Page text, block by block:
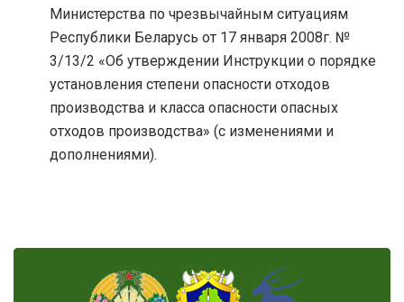
Министерства по чрезвычайным ситуациям
Республики Беларусь от 17 января 2008г. №
3/13/2 «Об утверждении Инструкции о порядке
установления степени опасности отходов
производства и класса опасности опасных
отходов производства» (с изменениями и
дополнениями).